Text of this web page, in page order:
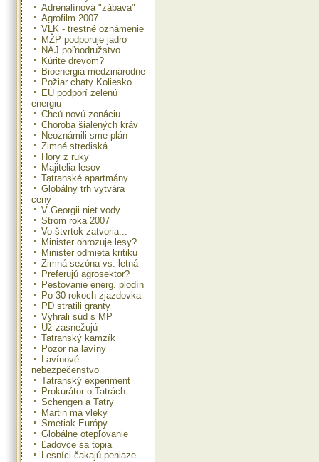
Adrenalínová "zábava"
Agrofilm 2007
VLK - trestné oznámenie
MŽP podporuje jadro
NAJ poľnodružstvo
Kúrite drevom?
Bioenergia medzinárodne
Požiar chaty Koliesko
EÚ podporí zelenú
energiu
Chcú novú zonáciu
Choroba šialených kráv
Neoznámili sme plán
Zimné strediská
Hory z ruky
Majitelia lesov
Tatranské apartmány
Globálny trh vytvára
ceny
V Georgii niet vody
Strom roka 2007
Vo štvrtok zatvoria...
Minister ohrozuje lesy?
Minister odmieta kritiku
Zimná sezóna vs. letná
Preferujú agrosektor?
Pestovanie energ. plodín
Po 30 rokoch zjazdovka
PD stratili granty
Vyhrali súd s MP
Už zasnežujú
Tatranský kamzík
Pozor na lavíny
Lavínové
nebezpečenstvo
Tatranský experiment
Prokurátor o Tatrách
Schengen a Tatry
Martin má vleky
Smetiak Európy
Globálne otepľovanie
Ľadovce sa topia
Lesníci čakajú peniaze